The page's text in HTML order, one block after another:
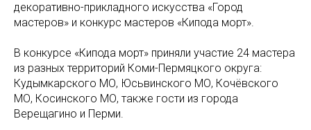
декоративно-прикладного искусства «Город
мастеров» и конкурс мастеров «Кипода морт».
В конкурсе «Кипода морт» приняли участие 24 мастера
из разных территорий Коми-Пермяцкого округа:
Кудымкарского МО, Юсьвинского МО, Кочёвского
МО, Косинского МО, также гости из города
Верещагино и Перми.